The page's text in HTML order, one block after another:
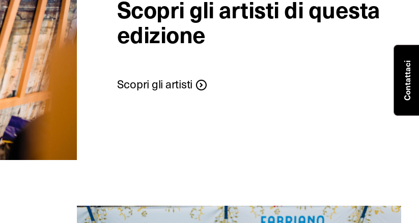
Scopri gli artisti di questa
edizione
Scopri gli artisti Contattaci